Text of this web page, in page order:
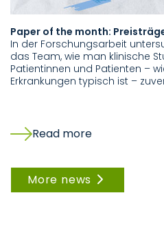
Paper of the month:
In der Forschungsarbeit
das Team, wie man klinische
Patientinnen und Patienten –
Erkrankungen typisch ist –
Read more
More news